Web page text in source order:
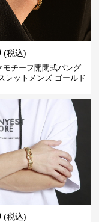
(税込)
モチーフ開閉式バング
レットメンズ ゴールド
(税込)